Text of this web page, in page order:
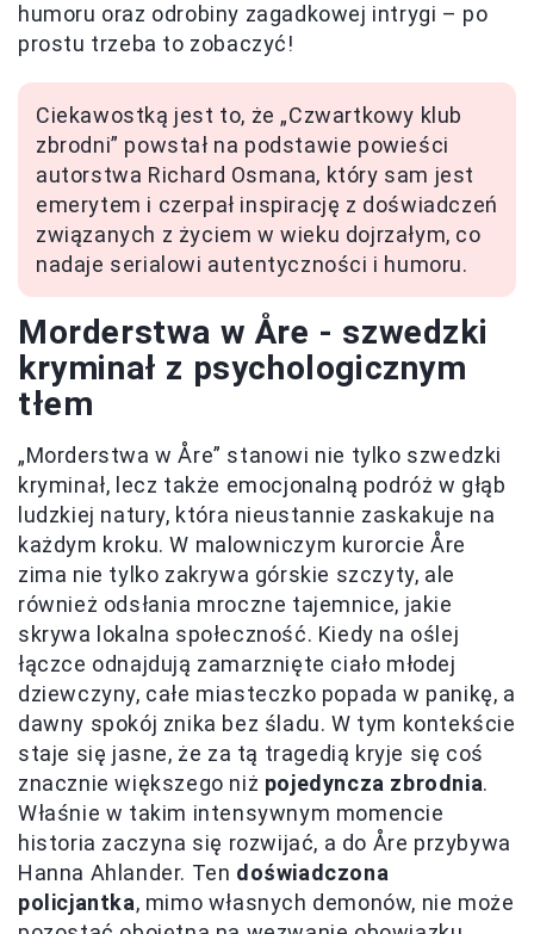
humoru oraz odrobiny zagadkowej intrygi – po
prostu trzeba to zobaczyć!
Ciekawostką jest to, że „Czwartkowy klub
zbrodni” powstał na podstawie powieści
autorstwa Richard Osmana, który sam jest
emerytem i czerpał inspirację z doświadczeń
związanych z życiem w wieku dojrzałym, co
nadaje serialowi autentyczności i humoru.
Morderstwa w Åre - szwedzki
kryminał z psychologicznym
tłem
„Morderstwa w Åre” stanowi nie tylko szwedzki
kryminał, lecz także emocjonalną podróż w głąb
ludzkiej natury, która nieustannie zaskakuje na
każdym kroku. W malowniczym kurorcie Åre
zima nie tylko zakrywa górskie szczyty, ale
również odsłania mroczne tajemnice, jakie
skrywa lokalna społeczność. Kiedy na oślej
łączce odnajdują zamarznięte ciało młodej
dziewczyny, całe miasteczko popada w panikę, a
dawny spokój znika bez śladu. W tym kontekście
staje się jasne, że za tą tragedią kryje się coś
znacznie większego niż pojedyncza zbrodnia.
Właśnie w takim intensywnym momencie
historia zaczyna się rozwijać, a do Åre przybywa
Hanna Ahlander. Ten doświadczona
policjantka, mimo własnych demonów, nie może